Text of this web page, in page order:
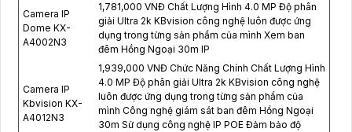
Camera IP
Dome KX-
A4002N3
1,781,000 VNĐ Chất Lượng Hình 4.0 MP Độ phân
giải Ultra 2k KBvision công nghệ luôn được ứng
dụng trong từng sản phẩm của mình Xem ban
đêm Hồng Ngoại 30m IP
Camera IP
Kbvision KX-
A4012N3
1,939,000 VNĐ Chức Năng Chính Chất Lượng Hình
4.0 MP Độ phân giải Ultra 2k KBvision công nghệ
luôn được ứng dụng trong từng sản phẩm của
mình Công nghệ giám sát ban đêm Hồng Ngoại
30m Sử dụng công nghệ IP POE Đảm bảo độ